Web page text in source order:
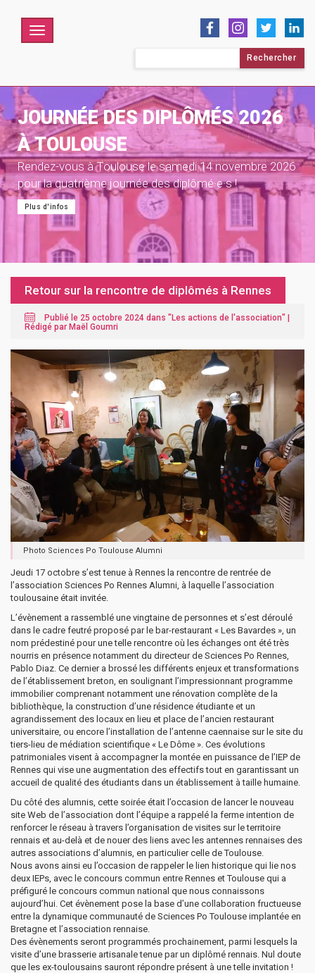
Menu
JOURNÉE DES DIPLÔMÉS 2026
À TOULOUSE
Rendez-vous à Toulouse le samedi 14 novembre 2026
pour la quatrième journée des diplômé·e·s !
Plus d'infos
Retour sur la rencontre de diplômés à Rennes
Publié le 25 octobre 2024 dans "Les actions de l'association" |
Rédigé par Maël Goumri
Photo Sciences Po Toulouse Alumni
Jeudi 17 octobre s’est tenue à Rennes la rencontre de rentrée de
l’association Sciences Po Rennes Alumni, à laquelle l’association
toulousaine était invitée.
L’évènement a rassemblé une vingtaine de personnes et s’est déroulé
dans le cadre feutré proposé par le bar-restaurant « Les Bavardes », un
nom prédestiné pour une telle rencontre où les échanges ont été très
nourris en présence notamment du directeur de Sciences Po Rennes,
Pablo Diaz. Ce dernier a brossé les différents enjeux et transformations
de l’établissement breton, en soulignant l’impressionnant programme
immobilier comprenant notamment une rénovation complète de la
bibliothèque, la construction d’une résidence étudiante et un
agrandissement des locaux en lieu et place de l’ancien restaurant
universitaire, ou encore l’installation de l’antenne caennaise sur le site du
tiers-lieu de médiation scientifique « Le Dôme ». Ces évolutions
patrimoniales visent à accompagner la montée en puissance de l’IEP de
Rennes qui vise une augmentation des effectifs tout en garantissant un
accueil de qualité des étudiants dans un établissement à taille humaine.
Du côté des alumnis, cette soirée était l’occasion de lancer le nouveau
site Web de l’association dont l’équipe a rappelé la ferme intention de
renforcer le réseau à travers l’organisation de visites sur le territoire
rennais et au-delà et de nouer des liens avec les antennes rennaises des
autres associations d’alumnis, en particulier celle de Toulouse.
Nous avons ainsi eu l’occasion de rappeler le lien historique qui lie nos
deux IEPs, avec le concours commun entre Rennes et Toulouse qui a
préfiguré le concours commun national que nous connaissons
aujourd’hui. Cet évènement pose la base d’une collaboration fructueuse
entre la dynamique communauté de Sciences Po Toulouse implantée en
Bretagne et l’association rennaise.
Des évènements seront programmés prochainement, parmi lesquels la
visite d’une brasserie artisanale tenue par un diplômé rennais. Nul doute
que les ex-toulousains sauront répondre présent à une telle invitation !